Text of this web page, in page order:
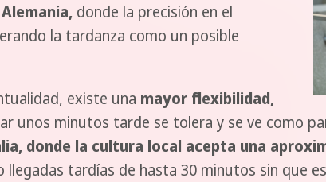
donde la precisión en el
la tardanza como un posible
existe una mayor flexibilidad,
unos minutos tarde se tolera y se ve como
donde la cultura local acepta una
llegadas tardías de hasta 30 minutos sin que